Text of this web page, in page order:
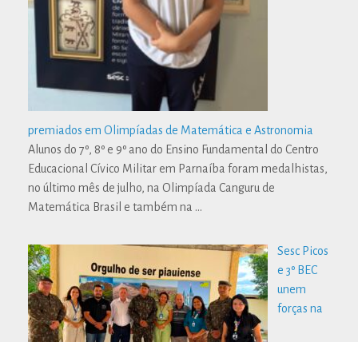
premiados em Olimpíadas de Matemática e Astronomia
Alunos do 7º, 8º e 9º ano do Ensino Fundamental do Centro
Educacional Cívico Militar em Parnaíba foram medalhistas,
no último mês de julho, na Olimpíada Canguru de
Matemática Brasil e também na …
Sesc Picos
e 3º BEC
unem
forças na